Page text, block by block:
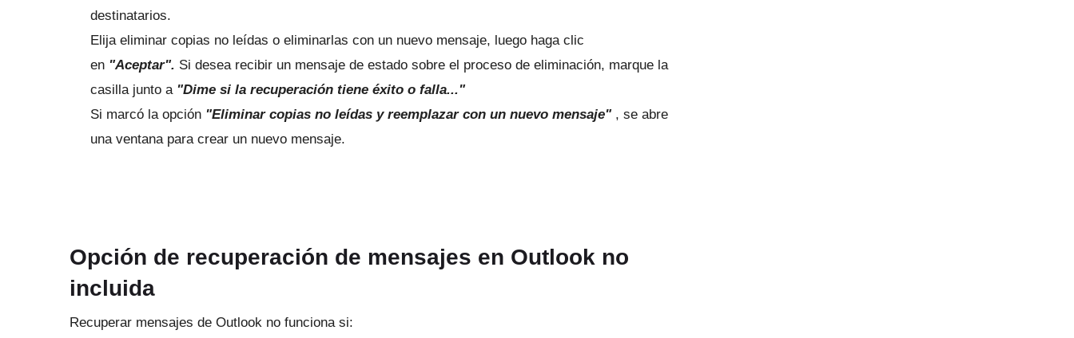
destinatarios.
Elija eliminar copias no leídas o eliminarlas con un nuevo mensaje, luego haga clic
en "Aceptar". Si desea recibir un mensaje de estado sobre el proceso de eliminación, marque la
casilla junto a "Dime si la recuperación tiene éxito o falla..."
Si marcó la opción "Eliminar copias no leídas y reemplazar con un nuevo mensaje" , se abre
una ventana para crear un nuevo mensaje.
Opción de recuperación de mensajes en Outlook no
incluida
Recuperar mensajes de Outlook no funciona si: